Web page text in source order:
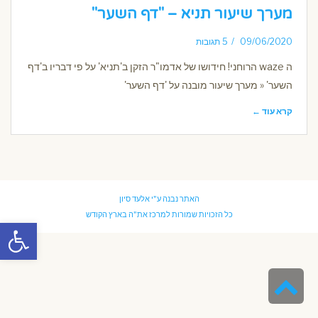
פתח
מערך שיעור תניא – "דף השער"
09/06/2020 5 תגובות
ה waze הרוחני! חידושו של אדמו"ר הזקן ב'תניא' על פי דבריו ב'דף
השער' « מערך שיעור מובנה על 'דף השער'
קרא עוד ←
האתר נבנה ע"יאלעד סיון
כל הזכויות שמורות למרכז את"ה בארץ הקודש
לראש